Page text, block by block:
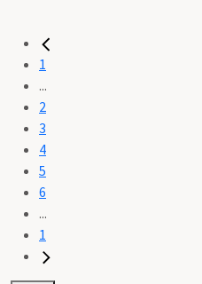
1
...
2
3
4
5
6
...
1